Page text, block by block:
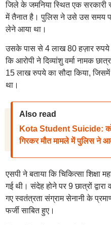
जिले के जमनिया स्थित एक
में तैनात है। पुलिस ने उसे उस समय
लेने आया था।
उसके पास से 4 लाख 80 हज़ार रुपये
कि आरोपी ने दिव्यांशु वर्मा नामक
15 लाख रुपये का सौदा किया,
था।
Also read
Kota Student Suicide:
गिरकर मौत मामले में पुलिस ने
एसपी ने बताया कि चिकित्सा
गई थी। संदेह होने पर 9 छात्रों
गए स्वतंत्रता संग्राम सेनानी के
फर्जी साबित हुए।